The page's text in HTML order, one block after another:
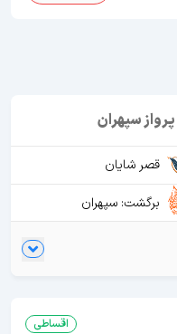
قصر شایان
برگشت: سپهران
اقساطی